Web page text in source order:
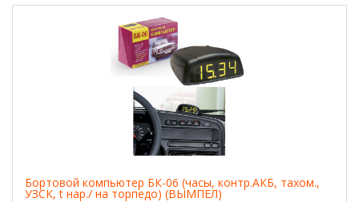
Бортовой компьютер БК-06 (часы, контр.АКБ, тахом.,
УЗСК, t нар./ на торпедо) (ВЫМПЕЛ)